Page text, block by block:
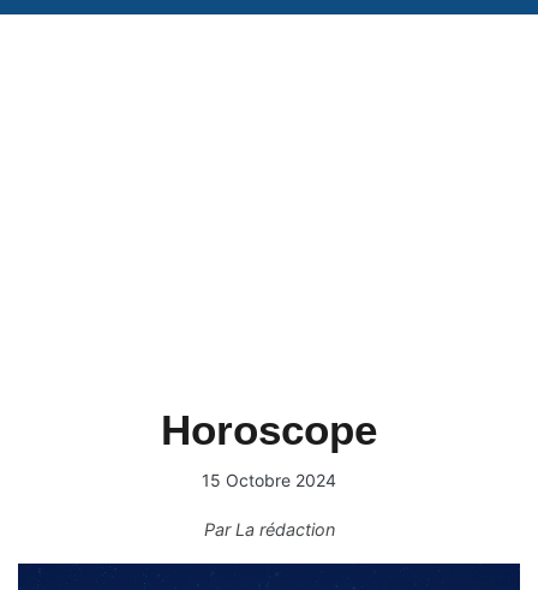
Horoscope
15 Octobre 2024
ParLa rédaction